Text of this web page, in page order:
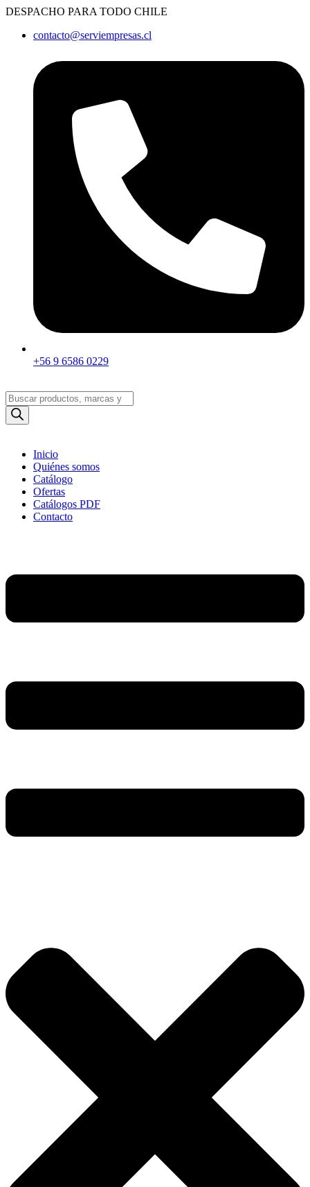
Ir
contenido
DESPACHO PARA TODO CHILE
contacto@serviempresas.cl
+56 9 6586 0229
Búsqueda
de
productos
Inicio
Quiénes somos
Catálogo
Ofertas
Catálogos PDF
Contacto